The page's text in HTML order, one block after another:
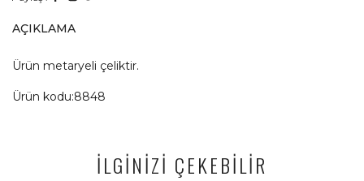
AÇIKLAMA
Ürün metaryeli çeliktir.
Ürün kodu:8848
İLGİNİZİ ÇEKEBİLİR